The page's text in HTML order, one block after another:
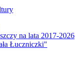
na lata 2017-2026
Łuczniczki"